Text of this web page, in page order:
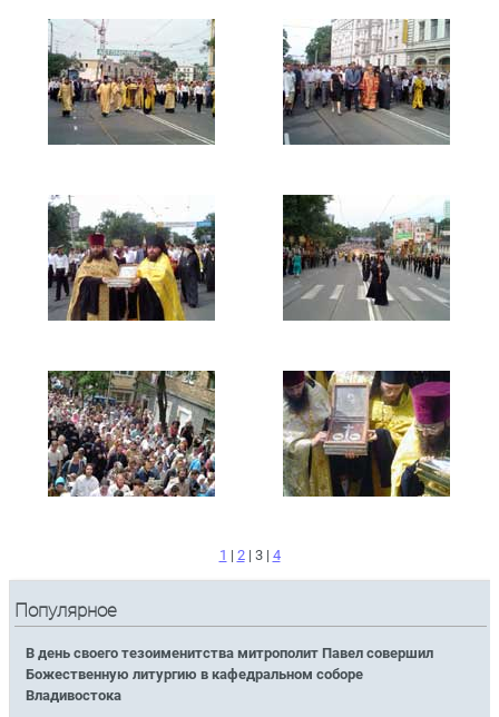
1 | 2| 3 | 4
Популярное
В день своего тезоименитства митрополит Павел совершил
Божественную литургию в кафедральном соборе
Владивостока